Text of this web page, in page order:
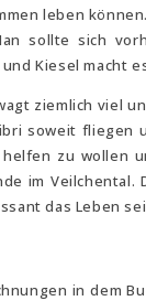
leben
sollte sich
Kiesel macht
ziemlich viel
soweit fliegen
zu wollen
im Veilchental.
das Leben
in dem